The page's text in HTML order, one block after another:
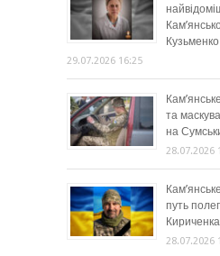
Кузьменко
29.07.2026 16:25
та
на
28.07.2026
путь
Кириченка
28.07.2026